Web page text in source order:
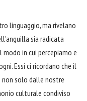
linguaggio, ma rivelano
sia radicata
in cui percepiamo e
Essi ci ricordano che il
solo dalle nostre
culturale condiviso